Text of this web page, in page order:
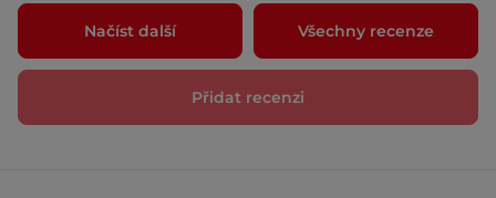
Načíst další Všechny recenze
Přidat recenzi